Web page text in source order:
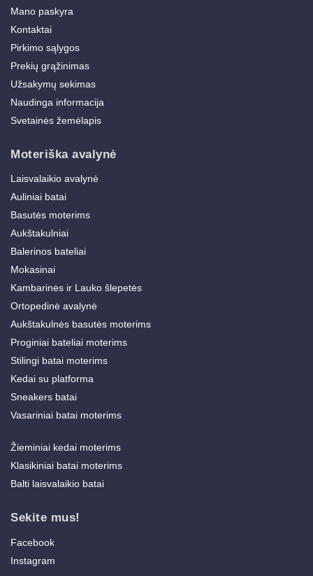
Mano paskyra
Kontaktai
Pirkimo sąlygos
Prekių grąžinimas
Užsakymų sekimas
Naudinga informacija
Svetainės žemėlapis
Moteriška avalynė
Laisvalaikio avalynė
Auliniai batai
Basutės moterims
Aukštakulniai
Balerinos bateliai
Mokasinai
Kambarinės ir Lauko šlepetės
Ortopedinė avalynė
Aukštakulnės basutės moterims
Proginiai bateliai moterims
Stilingi batai moterims
Kedai su platforma
Sneakers batai
Vasariniai batai moterims
Žieminiai kedai moterims
Klasikiniai batai moterims
Balti laisvalaikio batai
Sekite mus!
Facebook
Instagram